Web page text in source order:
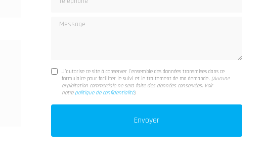
Message
J'autorise ce site à conserver l'ensemble des données transmises dans ce
formulaire pour faciliter le suivi et le traitement de ma demande. (Aucune
exploitation commerciale ne sera faite des données conservées. Voir
notre politique de confidentialité)